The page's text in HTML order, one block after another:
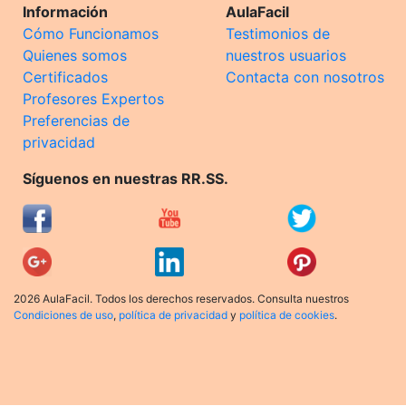
Información
Cómo Funcionamos
Quienes somos
Certificados
Profesores Expertos
Preferencias de
privacidad
AulaFacil
Testimonios de
nuestros usuarios
Contacta con nosotros
Síguenos en nuestras RR.SS.
2026 AulaFacil. Todos los derechos reservados. Consulta nuestros
Condiciones de uso, política de privacidad y política de cookies.